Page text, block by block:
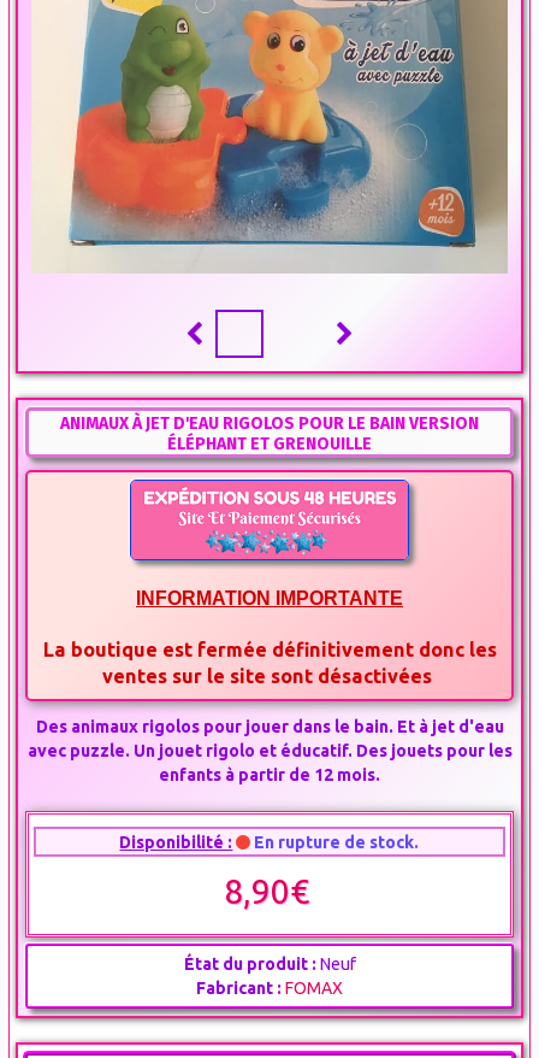
ANIMAUX À JET D'EAU RIGOLOS POUR LE BAIN VERSION
ÉLÉPHANT ET GRENOUILLE
INFORMATION IMPORTANTE
La boutique est fermée définitivement donc les
ventes sur le site sont désactivées
Des animaux rigolos pour jouer dans le bain. Et à jet d'eau
avec puzzle. Un jouet rigolo et éducatif. Des jouets pour les
enfants à partir de 12 mois.
Disponibilité : En rupture de stock.
8,90€
État du produit : Neuf
Fabricant : FOMAX